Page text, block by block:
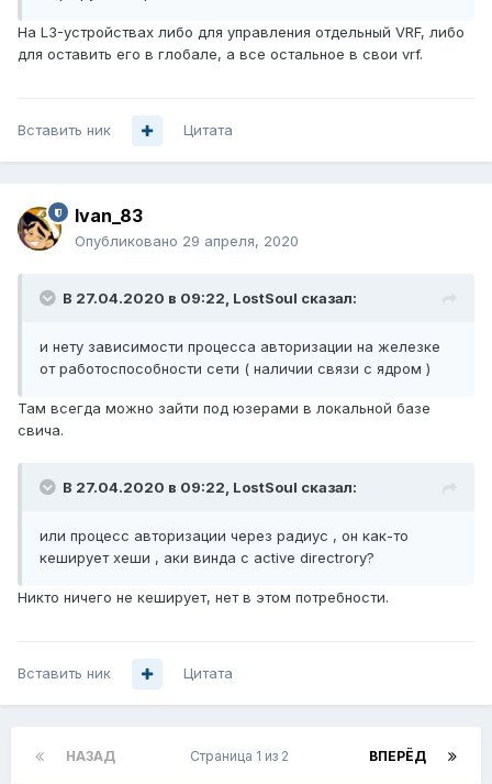
На L3-устройствах либо для управления отдельный VRF, либо
для оставить его в глобале, а все остальное в свои vrf.
Вставить ник Цитата
Ivan_83
Опубликовано 29 апреля, 2020
В 27.04.2020 в 09:22, LostSoul сказал:
и нету зависимости процесса авторизации на железке
от работоспособности сети ( наличии связи с ядром )
Там всегда можно зайти под юзерами в локальной базе
свича.
В 27.04.2020 в 09:22, LostSoul сказал:
или процесс авторизации через радиус , он как-то
кеширует хеши , аки винда с active directrory?
Никто ничего не кеширует, нет в этом потребности.
Вставить ник Цитата
НАЗАД ВПЕРЁД
Страница 1 из 2